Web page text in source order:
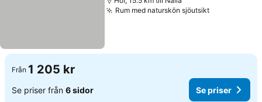
Rum med naturskön sjöutsikt
Från 1 205 kr
Se priser från 6 sidor Se priser